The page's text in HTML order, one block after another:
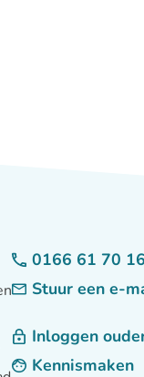
0166 61 70 16
Stuur een e-
Inloggen
Kennismaken